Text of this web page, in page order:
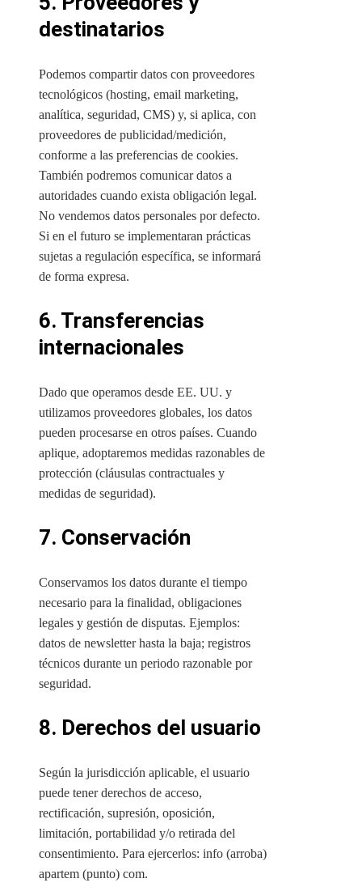
destinatarios
Podemos compartir datos con proveedores
tecnológicos (hosting, email marketing,
analítica, seguridad, CMS) y, si aplica, con
proveedores de publicidad/medición,
conforme a las preferencias de cookies.
También podremos comunicar datos a
autoridades cuando exista obligación legal.
No vendemos datos personales por defecto.
Si en el futuro se implementaran prácticas
sujetas a regulación específica, se informará
de forma expresa.
6. Transferencias
internacionales
Dado que operamos desde EE. UU. y
utilizamos proveedores globales, los datos
pueden procesarse en otros países. Cuando
aplique, adoptaremos medidas razonables de
protección (cláusulas contractuales y
medidas de seguridad).
7. Conservación
Conservamos los datos durante el tiempo
necesario para la finalidad, obligaciones
legales y gestión de disputas. Ejemplos:
datos de newsletter hasta la baja; registros
técnicos durante un periodo razonable por
seguridad.
8. Derechos del usuario
Según la jurisdicción aplicable, el usuario
puede tener derechos de acceso,
rectificación, supresión, oposición,
limitación, portabilidad y/o retirada del
consentimiento. Para ejercerlos: info (arroba)
apartem (punto) com.